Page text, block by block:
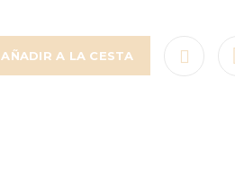
AÑADIR A LA CESTA